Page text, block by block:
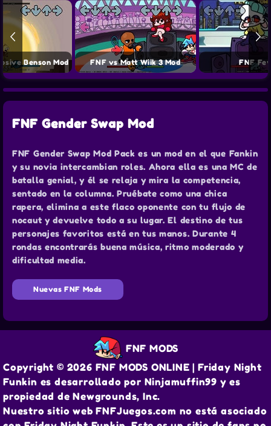
Benson Mod FNF vs Matt Wiik 3 Mod FNF
FNF Gender Swap Mod
FNF Gender Swap Mod Pack es un mod en el que Fankin
y su novia intercambian roles. Ahora ella es una MC de
batalla genial, y él se relaja y mira la competencia,
sentado en la columna. Pruébate como una chica
rapera, elimina a este flaco oponente con tu flujo de
nocaut y devuelve todo a su lugar. El destino de tus
personajes favoritos está en tus manos. Durante 4
rondas encontrarás buena música, ritmo moderado y
dificultad media.
Nuevas FNF Mods
FNF MODS
Copyright © 2026 FNF MODS ONLINE | Friday Night
Funkin es desarrollado por Ninjamuffin99 y es
propiedad de Newgrounds, Inc.
Nuestro sitio web FNFJuegos.com no está asociado